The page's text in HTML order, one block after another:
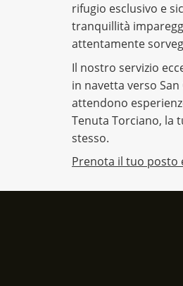
rifugio esclusivo e
tranquillità
attentamente
Il nostro servizio
in navetta verso
attendono
Tenuta Torciano, la
stesso.
Prenota il tuo posto